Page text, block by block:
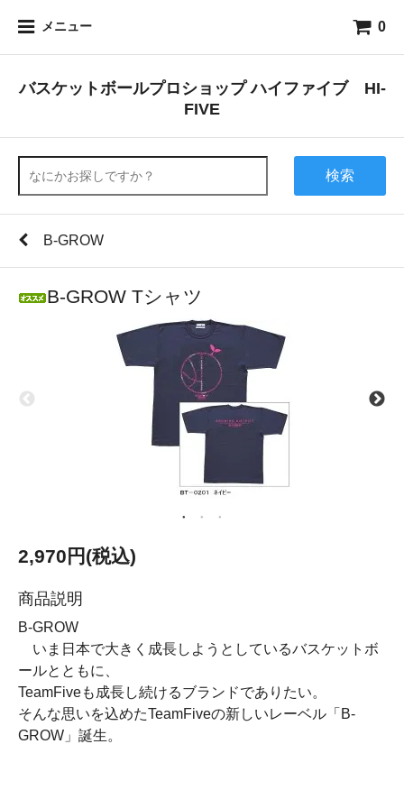
メニュー 0
バスケットボールプロショップ ハイファイブ HI-
FIVE
検索
B-GROW
B-GROW Tシャツ
2,970円(税込)
商品説明
B-GROW
いま日本で大きく成長しようとしているバスケットボ
ールとともに、
TeamFiveも成長し続けるブランドでありたい。
そんな思いを込めたTeamFiveの新しいレーベル「B-
GROW」誕生。